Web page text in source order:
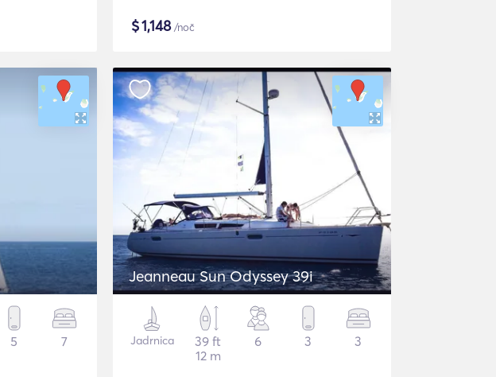
$1,148/noč
5 7
Jeanneau Sun Odyssey 39i
Jadrnica
39 ft
12 m
6 3 3